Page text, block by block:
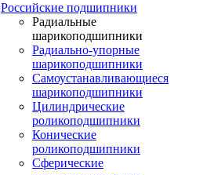
Российские подшипники
Радиальные
шарикоподшипники
Радиально-упорные
шарикоподшипники
Самоустанавливающиеся
шарикоподшипники
Цилиндрические
роликоподшипники
Конические
роликоподшипники
Сферические